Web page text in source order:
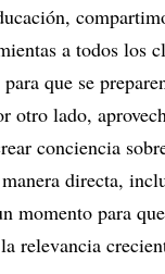
a todos los
que se
otro lado,
conciencia
directa,
momento para
relevancia